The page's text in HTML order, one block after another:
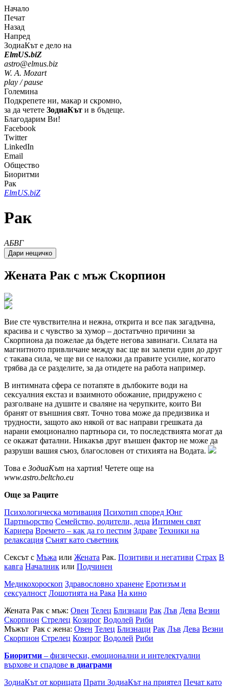
Начало
Печат
Назад
Напред
ЗодиаКът е дело на
ElmUS.biZ
astro@elmus.biz
W. A. Mozart
play / pause
Големина
Подкрепете ни, макар и скромно,
за да четете ЗодиаКът и в бъдеще.
Благодарим Ви!
Facebook
Twitter
LinkedIn
Email
Общество
Биоритми
Рак
ElmUS.biZ
Рак
AБВГ
Жената Рак с мъж Скорпион
Вие сте чувствителна и нежна, открита и все пак загадъчна,
красива и с чувство за хумор – достатъчно причини за
Скорпиона да пожелае да бъдете негова завинаги. Силата на
магнитното привличане между вас ще ви залепи един до друг
с такава сила, че ще ви се наложи да правите усилие, когато
трябва да се разделите, за да отидете на работа например.
В интимната сфера се потапяте в дълбоките води на
сексуалния екстаз и взаимното обожание, придружено с
разголване на душите и сваляне на черупките, които Ви
бранят от външния свят. Точно това може да предизвика и
трудности, защото ако някой от вас направи грешката да
нарани емоционално партньора си, то последствията могат да
се окажат фатални. Никакъв друг външен фактор не може да
разруши вашия съюз, благословен от стихията на Водата.
Това е ЗодиаКът на хартия! Четете още на
www.astro.beltcho.eu
Още за Раците
Психологическа мотивация Психотип според Юнг
Партньорство Семейство, родители, деца Интимен свят
Кариера Времето – как да го пестим Здраве Техники на
релаксация Сънят като съветник
Сексът с Мъжа или Жената Рак. Позитиви и негативи Страх В
кавга Началник или Подчинен
Медикохороскоп Здравословно хранене Еротизъм и
сексуалност Лошотията на Рака На кино
Жената Рак с мъж: Овен Телец Близнаци Рак Лъв Дева Везни
Скорпион Стрелец Козирог Водолей Риби
Мъжът Рак с жена: Овен Телец Близнаци Рак Лъв Дева Везни
Скорпион Стрелец Козирог Водолей Риби
Биоритми – физически, емоционални и интелектуални
върхове и спадове в диаграми
ЗодиаКът от корицата Прати ЗодиаКът на приятел Печат като